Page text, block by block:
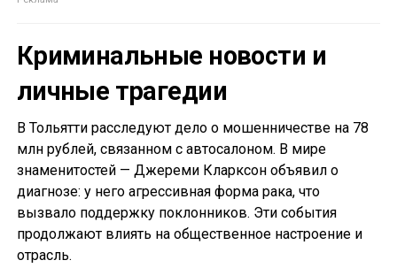
Криминальные новости и
личные трагедии
В Тольятти расследуют дело о мошенничестве на 78
млн рублей, связанном с автосалоном. В мире
знаменитостей — Джереми Кларксон объявил о
диагнозе: у него агрессивная форма рака, что
вызвало поддержку поклонников. Эти события
продолжают влиять на общественное настроение и
отрасль.